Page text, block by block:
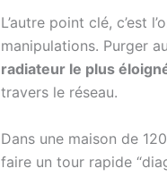
L’autre point clé, c’est
manipulations. Purger
radiateur le plus
travers le réseau.
Dans une maison de
faire un tour rapide